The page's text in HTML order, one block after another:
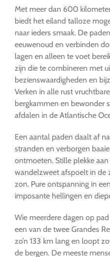
Met meer dan 600
biedt het eiland talloze
naar ieders smaak. De
eeuwenoud en verbinden
lagen en alleen te voet
zijn die te combineren met
bezienswaardigheden en
Verken in alle rust
bergkammen en bewonder
afdalen in de Atlantische
Een aantal paden daalt af
stranden en verborgen
ontmoeten. Stille plekke
wandelzweet afspoelt in de
zon. Pure ontspanning in
imposante hellingen en
Wie meerdere dagen op
een van de twee Grandes
zo’n 133 km lang en loopt
de bergen. De meeste